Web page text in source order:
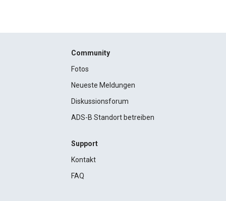
Community
Fotos
Neueste Meldungen
Diskussionsforum
ADS-B Standort betreiben
Support
Kontakt
FAQ